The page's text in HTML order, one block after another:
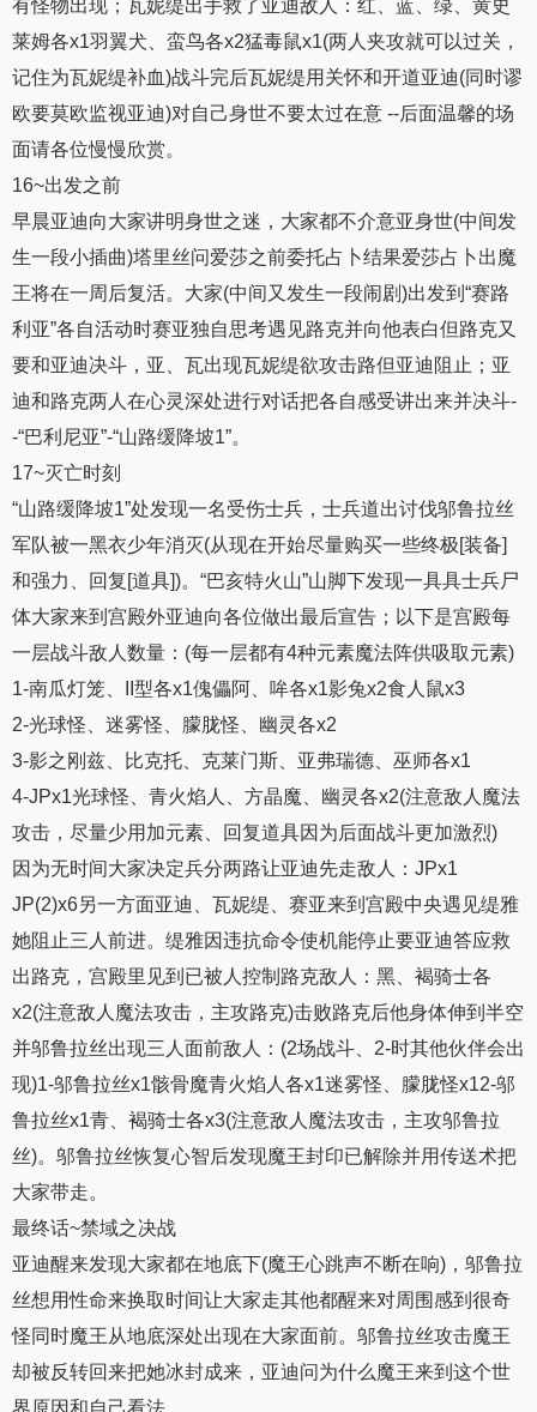
有怪物出现；瓦妮缇出手救了亚迪敌人：红、蓝、绿、黄史
莱姆各x1羽翼犬、蛮鸟各x2猛毒鼠x1(两人夹攻就可以过关，
记住为瓦妮缇补血)战斗完后瓦妮缇用关怀和开道亚迪(同时谬
欧要莫欧监视亚迪)对自己身世不要太过在意 --后面温馨的场
面请各位慢慢欣赏。
16~出发之前
早晨亚迪向大家讲明身世之迷，大家都不介意亚身世(中间发
生一段小插曲)塔里丝问爱莎之前委托占卜结果爱莎占卜出魔
王将在一周后复活。大家(中间又发生一段闹剧)出发到“赛路
利亚”各自活动时赛亚独自思考遇见路克并向他表白但路克又
要和亚迪决斗，亚、瓦出现瓦妮缇欲攻击路但亚迪阻止；亚
迪和路克两人在心灵深处进行对话把各自感受讲出来并决斗-
-“巴利尼亚”-“山路缓降坡1”。
17~灭亡时刻
“山路缓降坡1”处发现一名受伤士兵，士兵道出讨伐邬鲁拉丝
军队被一黑衣少年消灭(从现在开始尽量购买一些终极[装备]
和强力、回复[道具])。“巴亥特火山”山脚下发现一具具士兵尸
体大家来到宫殿外亚迪向各位做出最后宣告；以下是宫殿每
一层战斗敌人数量：(每一层都有4种元素魔法阵供吸取元素)
1-南瓜灯笼、II型各x1傀儡阿、哞各x1影兔x2食人鼠x3
2-光球怪、迷雾怪、朦胧怪、幽灵各x2
3-影之刚兹、比克托、克莱门斯、亚弗瑞德、巫师各x1
4-JPx1光球怪、青火焰人、方晶魔、幽灵各x2(注意敌人魔法
攻击，尽量少用加元素、回复道具因为后面战斗更加激烈)
因为无时间大家决定兵分两路让亚迪先走敌人：JPx1
JP(2)x6另一方面亚迪、瓦妮缇、赛亚来到宫殿中央遇见缇雅
她阻止三人前进。缇雅因违抗命令使机能停止要亚迪答应救
出路克，宫殿里见到已被人控制路克敌人：黑、褐骑士各
x2(注意敌人魔法攻击，主攻路克)击败路克后他身体伸到半空
并邬鲁拉丝出现三人面前敌人：(2场战斗、2-时其他伙伴会出
现)1-邬鲁拉丝x1骸骨魔青火焰人各x1迷雾怪、朦胧怪x12-邬
鲁拉丝x1青、褐骑士各x3(注意敌人魔法攻击，主攻邬鲁拉
丝)。邬鲁拉丝恢复心智后发现魔王封印已解除并用传送术把
大家带走。
最终话~禁域之决战
亚迪醒来发现大家都在地底下(魔王心跳声不断在响)，邬鲁拉
丝想用性命来换取时间让大家走其他都醒来对周围感到很奇
怪同时魔王从地底深处出现在大家面前。邬鲁拉丝攻击魔王
却被反转回来把她冰封成来，亚迪问为什么魔王来到这个世
界原因和自己看法。